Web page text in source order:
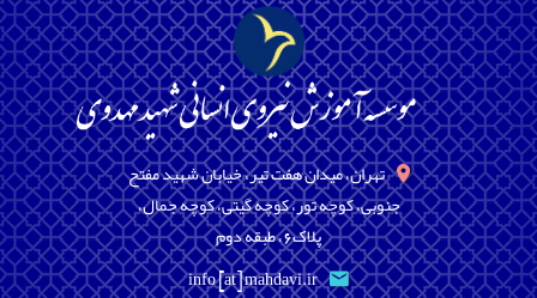
تهران، میدان هفت تیر، خیابان شهید مفتح
جنوبی، کوچه تور، کوچه گیتی، کوچه جمال،
پلاک6، طبقه دوم
info [at] mahdavi.ir